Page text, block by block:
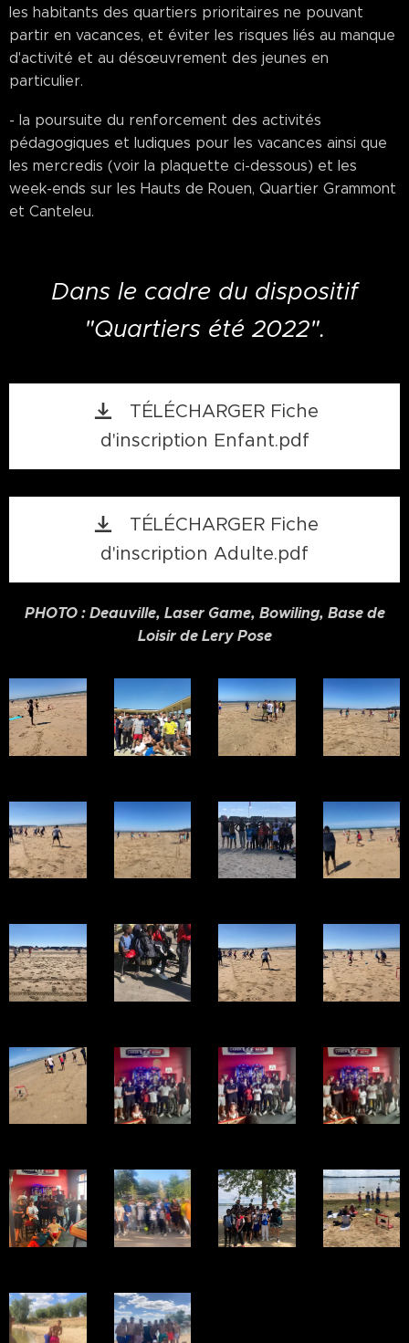
les habitants des quartiers prioritaires ne pouvant
partir en vacances, et éviter les risques liés au manque
d'activité et au désœuvrement des jeunes en
particulier.
- la poursuite du renforcement des activités
pédagogiques et ludiques pour les vacances ainsi que
les mercredis (voir la plaquette ci-dessous) et les
week-ends sur les Hauts de Rouen, Quartier Grammont
et Canteleu.
Dans le cadre du dispositif
"Quartiers été 2022".
TÉLÉCHARGER Fiche
d'inscription Enfant.pdf
TÉLÉCHARGER Fiche
d'inscription Adulte.pdf
PHOTO : Deauville, Laser Game, Bowiling, Base de
Loisir de Lery Pose